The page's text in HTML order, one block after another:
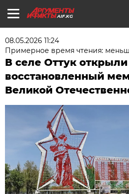
AIF.KG
08.05.2026 11:24
Примерное время чтения:
В селе Оттук открыли
восстановленный
Великой